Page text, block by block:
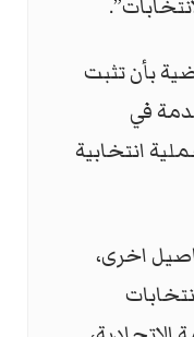
بأن تثبت
في
انتخابية
اخرى،